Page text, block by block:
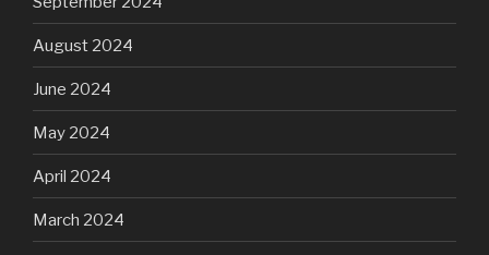
August 2024
June 2024
May 2024
April 2024
March 2024